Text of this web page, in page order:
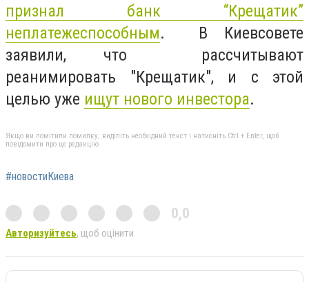
признал банк “Крещатик”
неплатежеспособным. В Киевсовете
заявили, что рассчитывают
реанимировать "Крещатик", и с этой
целью уже ищут нового инвестора.
Якщо ви помітили помилку, виділіть необхідний текст і натисніть Ctrl + Enter, щоб
повідомити про це редакцію
#новостиКиева
0,0
Авторизуйтесь, щоб оцінити